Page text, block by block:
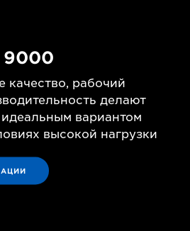
9000
качество, рабочий
делают
вариантом
высокой нагрузки